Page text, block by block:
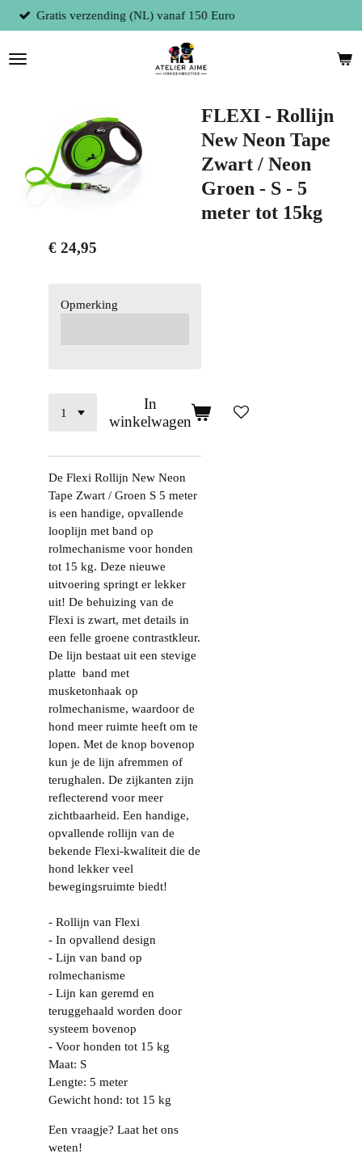
Ga
direct
naar
de
Euro Fysieke winkel te 9300 Aalst
FLEXI - Rollijn
New Neon Tape
Zwart / Neon
Groen - S - 5
meter tot 15kg
€ 24,95
Opmerking
In
winkelwagen
De Flexi Rollijn New Neon
Tape Zwart / Groen S 5 meter
is een handige, opvallende
looplijn met band op
rolmechanisme voor honden
tot 15 kg. Deze nieuwe
uitvoering springt er lekker
uit! De behuizing van de
Flexi is zwart, met details in
een felle groene contrastkleur.
De lijn bestaat uit een stevige
platte band met
musketonhaak op
rolmechanisme, waardoor de
hond meer ruimte heeft om te
lopen. Met de knop bovenop
kun je de lijn afremmen of
terughalen. De zijkanten zijn
reflecterend voor meer
zichtbaarheid. Een handige,
opvallende rollijn van de
bekende Flexi-kwaliteit die de
hond lekker veel
bewegingsruimte biedt!
- Rollijn van Flexi
- In opvallend design
- Lijn van band op
rolmechanisme
- Lijn kan geremd en
teruggehaald worden door
systeem bovenop
- Voor honden tot 15 kg
Maat: S
Lengte: 5 meter
Gewicht hond: tot 15 kg
Een vraagje? Laat het ons
weten!